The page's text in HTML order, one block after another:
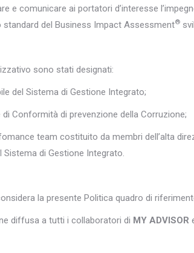
e comunicare ai portatori d’interesse
standard del Business Impact Assessment®
sono stati designati:
del Sistema di Gestione Integrato;
di Conformità di prevenzione della Corruzione;
team costituito da membri dell’alta
Sistema di Gestione Integrato.
la presente Politica quadro di
diffusa a tutti i collaboratori di MY ADVISOR